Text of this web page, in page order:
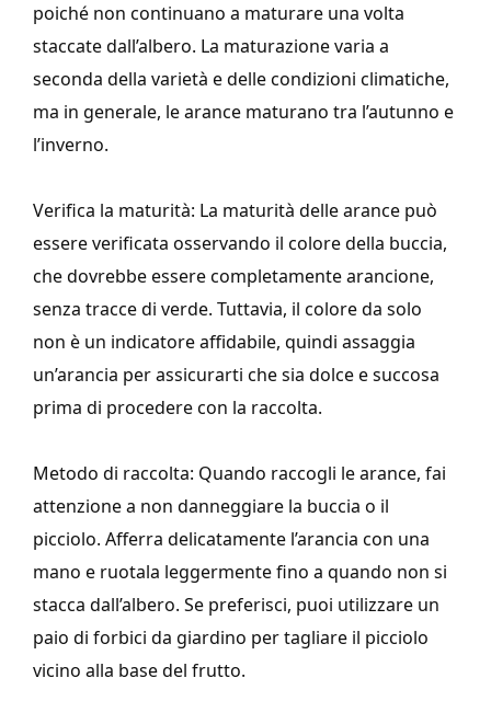
poiché non continuano a maturare una volta
staccate dall’albero. La maturazione varia a
seconda della varietà e delle condizioni climatiche,
ma in generale, le arance maturano tra l’autunno e
l’inverno.
Verifica la maturità: La maturità delle arance può
essere verificata osservando il colore della buccia,
che dovrebbe essere completamente arancione,
senza tracce di verde. Tuttavia, il colore da solo
non è un indicatore affidabile, quindi assaggia
un’arancia per assicurarti che sia dolce e succosa
prima di procedere con la raccolta.
Metodo di raccolta: Quando raccogli le arance, fai
attenzione a non danneggiare la buccia o il
picciolo. Afferra delicatamente l’arancia con una
mano e ruotala leggermente fino a quando non si
stacca dall’albero. Se preferisci, puoi utilizzare un
paio di forbici da giardino per tagliare il picciolo
vicino alla base del frutto.